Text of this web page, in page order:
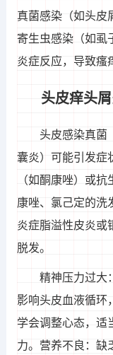
真菌感染（如头皮
寄生虫感染（如虱
炎症反应，导致瘙
头皮痒头
头皮感染真菌
囊炎）可能引发症
（如酮康唑）或
康唑、氯己定的洗
炎症脂溢性皮炎或
脱发。
精神压力过大
影响头皮血液循环
学会调整心态，适
力。营养不良：缺